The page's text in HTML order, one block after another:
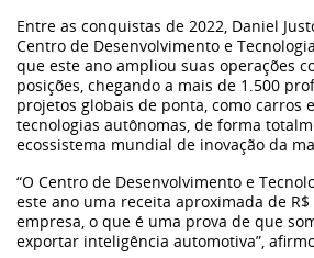
Entre as conquistas de 2022, Daniel
Centro de Desenvolvimento e
que este ano ampliou suas operações
posições, chegando a mais de 1.500
projetos globais de ponta, como carros
tecnologias autônomas, de forma
ecossistema mundial de inovação da
“O Centro de Desenvolvimento e
este ano uma receita aproximada de
empresa, o que é uma prova de que
exportar inteligência automotiva” ,